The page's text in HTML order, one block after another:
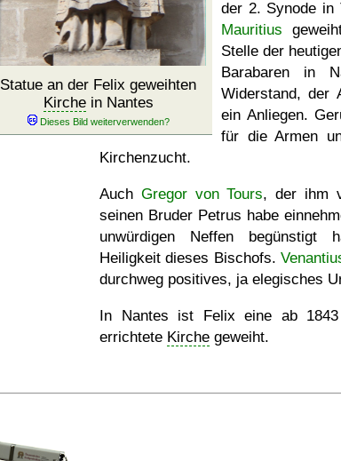
Statue an der Felix geweihten
Kirchein Nantes
der 2. Synode in
Mauritius
Stelle der
Barabaren in
Widerstand, der
ein Anliegen.
für die Armen
Kirchenzucht.
Auch Gregor von Tours, der ihm
seinen Bruder Petrus habe
unwürdigen Neffen begünstigt
Heiligkeit dieses Bischofs.
durchweg positives, ja elegisches
In Nantes ist Felix eine ab
errichtete Kirche geweiht.